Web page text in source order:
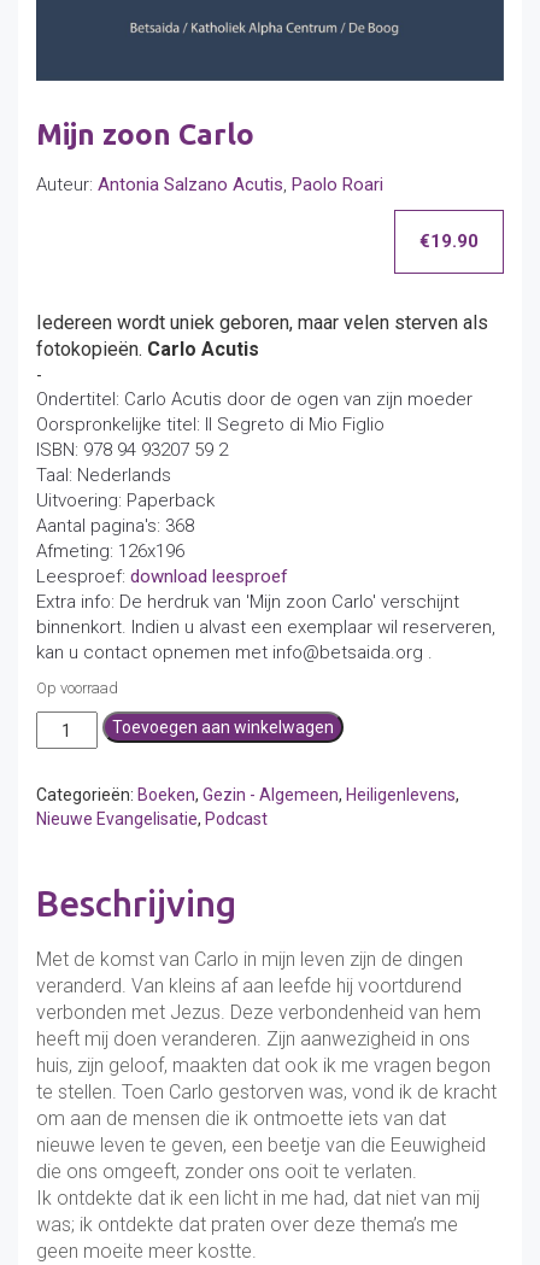
Mijn zoon Carlo
Auteur: Antonia Salzano Acutis, Paolo Roari
€19.90
Iedereen wordt uniek geboren, maar velen sterven als
fotokopieën. Carlo Acutis
-
Ondertitel: Carlo Acutis door de ogen van zijn moeder
Oorspronkelijke titel: Il Segreto di Mio Figlio
ISBN: 978 94 93207 59 2
Taal: Nederlands
Uitvoering: Paperback
Aantal pagina's: 368
Afmeting: 126x196
Leesproef: download leesproef
Extra info: De herdruk van 'Mijn zoon Carlo' verschijnt
binnenkort. Indien u alvast een exemplaar wil reserveren,
kan u contact opnemen met info@betsaida.org .
Op voorraad
Mijn
zoon
aantal
Toevoegen aan winkelwagen
Categorieën: Boeken, Gezin - Algemeen, Heiligenlevens,
Nieuwe Evangelisatie, Podcast
Beschrijving
Met de komst van Carlo in mijn leven zijn de dingen
veranderd. Van kleins af aan leefde hij voortdurend
verbonden met Jezus. Deze verbondenheid van hem
heeft mij doen veranderen. Zijn aanwezigheid in ons
huis, zijn geloof, maakten dat ook ik me vragen begon
te stellen. Toen Carlo gestorven was, vond ik de kracht
om aan de mensen die ik ontmoette iets van dat
nieuwe leven te geven, een beetje van die Eeuwigheid
die ons omgeeft, zonder ons ooit te verlaten.
Ik ontdekte dat ik een licht in me had, dat niet van mij
was; ik ontdekte dat praten over deze thema’s me
geen moeite meer kostte.